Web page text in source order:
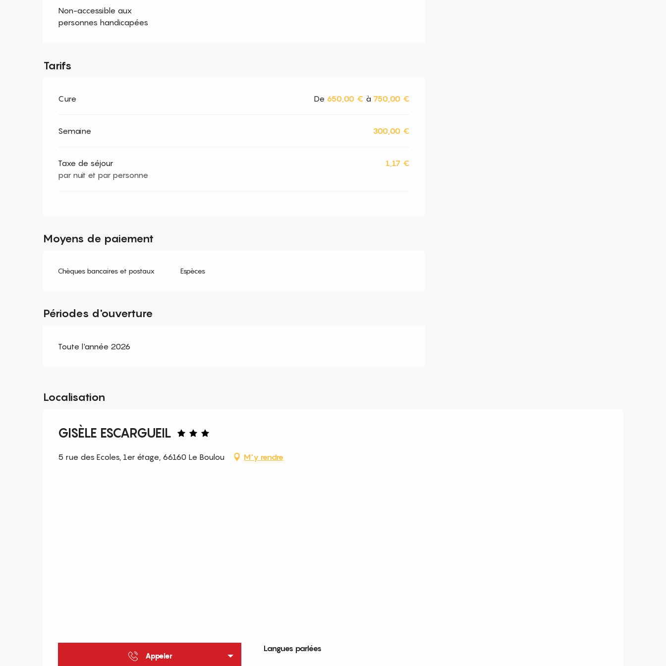
Non-accessible aux
personnes handicapées
Tarifs
Cure De 650,00 € à 750,00 €
Semaine 300,00 €
Taxe de séjour
par nuit et par personne
1,17 €
Moyens de paiement
Chèques bancaires et postaux Espèces
Périodes d'ouverture
Toute l'année 2026
Localisation
GISÈLE ESCARGUEIL
5 rue des Ecoles, 1er étage, 66160 Le Boulou M'y rendre
Appeler
Langues parlées
Langues parlées